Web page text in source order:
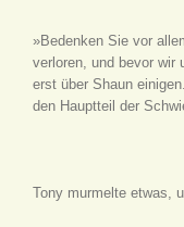
»Bedenken Sie vor
verloren, und bevor wir
erst über Shaun
den Hauptteil der
Tony murmelte etwas,